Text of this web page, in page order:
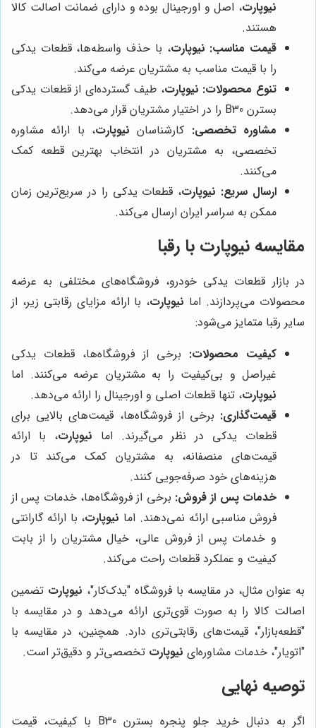
نیوپارت، اصل و اورجینال بوده و دارای ضمانت اصالت کالا
هستند.
قیمت مناسب: نیوپارت، با حذف واسطه‌ها، قطعات یدکی
را با قیمت مناسب به مشتریان عرضه می‌کند.
تنوع محصولات: نیوپارت، طیف گسترده‌ای از قطعات یدکی
بسترن B30 را در اختیار مشتریان قرار می‌دهد.
مشاوره تخصصی: کارشناسان نیوپارت، با ارائه مشاوره
تخصصی، به مشتریان در انتخاب بهترین قطعه کمک
می‌کنند.
ارسال سریع: نیوپارت، قطعات یدکی را در سریع‌ترین زمان
ممکن به سراسر ایران ارسال می‌کند.
مقایسه نیوپارت با رقبا
در بازار قطعات یدکی خودرو، فروشگاه‌های مختلفی به عرضه
محصولات می‌پردازند. اما نیوپارت، با ارائه مزایای رقابتی زیر، از
سایر رقبا متمایز می‌شود:
کیفیت محصولات: برخی از فروشگاه‌ها، قطعات یدکی
غیراصل و بی‌کیفیت را به مشتریان عرضه می‌کنند. اما
نیوپارت، تنها قطعات اصلی و اورجینال را ارائه می‌دهد.
قیمت‌گذاری: برخی از فروشگاه‌ها، قیمت‌های بالایی برای
قطعات یدکی در نظر می‌گیرند. اما نیوپارت، با ارائه
قیمت‌های منصفانه، به مشتریان کمک می‌کند تا در
هزینه‌های خود صرفه‌جویی کنند.
خدمات پس از فروش: برخی از فروشگاه‌ها، خدمات پس از
فروش مناسبی ارائه نمی‌دهند. اما نیوپارت، با ارائه گارانتی
و خدمات پس از فروش عالی، خیال مشتریان را از بابت
کیفیت و عملکرد قطعات راحت می‌کند.
به عنوان مثال، در مقایسه با فروشگاه "یدک‌کار"، نیوپارت تضمین
اصالت کالا را به صورت قوی‌تری ارائه می‌دهد و در مقایسه با
"قطعه‌بازار"، قیمت‌های رقابتی‌تری دارد. همچنین، در مقایسه با
"اتویار"، خدمات مشاوره‌ای نیوپارت تخصصی‌تر و دقیق‌تر است.
توصیه نهایی
اگر به دنبال خرید جلو پنجره بسترن B30 با کیفیت، قیمت